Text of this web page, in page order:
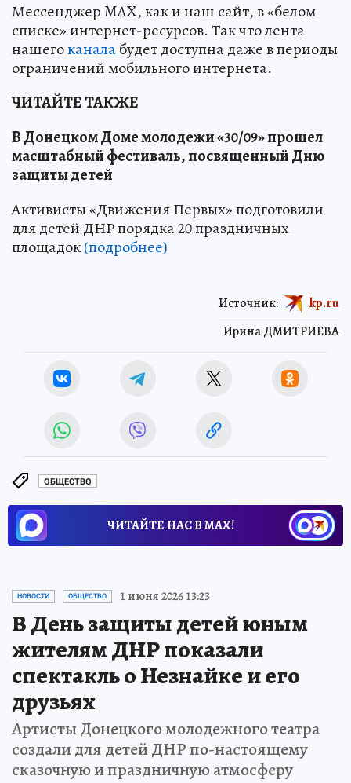
Мессенджер MAX, как и наш сайт, в «белом
списке» интернет-ресурсов. Так что лента
нашегоканалабудет доступна даже в периоды
ограничений мобильного интернета.
ЧИТАЙТЕ ТАКЖЕ
В Донецком Доме молодежи «30/09» прошел
масштабный фестиваль, посвященный Дню
защиты детей
Активисты «Движения Первых» подготовили
для детей ДНР порядка 20 праздничных
площадок(подробнее)
Ирина ДМИТРИЕВА
Источник: kp.ru
ОБЩЕСТВО
ЧИТАЙТЕ НАС В МАХ!
НОВОСТИ ОБЩЕСТВО 1 июня 2026 13:23
В День защиты детей юным
жителям ДНР показали
спектакль о Незнайке и его
друзьях
Артисты Донецкого молодежного театра
создали для детей ДНР по-настоящему
сказочную и праздничную атмосферу